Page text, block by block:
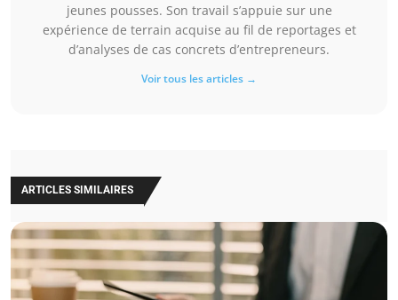
jeunes pousses. Son travail s’appuie sur une
expérience de terrain acquise au fil de reportages et
d’analyses de cas concrets d’entrepreneurs.
Voir tous les articles →
ARTICLES SIMILAIRES